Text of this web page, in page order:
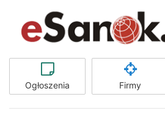
Ogłoszenia Firmy